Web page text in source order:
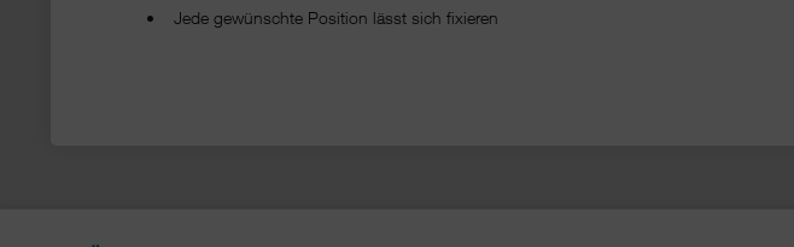
• Jede gewünschte Position lässt sich fixieren